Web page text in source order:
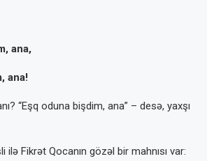
ana,
ana!
“Eşq oduna biş­dim, ana” – desə, yaxşı
ilə Fikrət Qoca­nın gözəl bir mahnısı var: